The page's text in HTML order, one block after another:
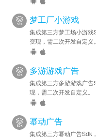
梦工厂小游戏
集成第三方梦工场小游
变现，需二次开发自定义。
多游游戏广告
集成第三方多游游戏广
现，需二次开发自定义。
幂动广告
集成第三方幂动广告Sdk